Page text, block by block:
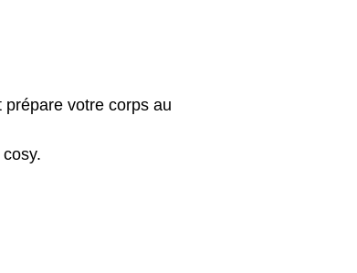
votre corps au